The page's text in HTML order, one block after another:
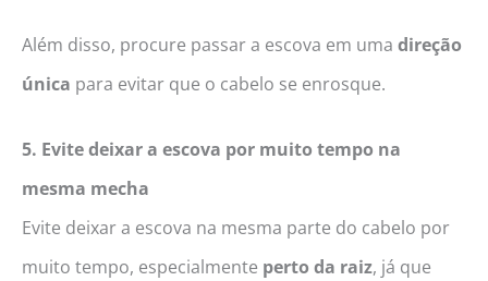
Além disso, procure passar a escova em uma direção
única para evitar que o cabelo se enrosque.
5. Evite deixar a escova por muito tempo na
mesma mecha
Evite deixar a escova na mesma parte do cabelo por
muito tempo, especialmente perto da raiz, já que